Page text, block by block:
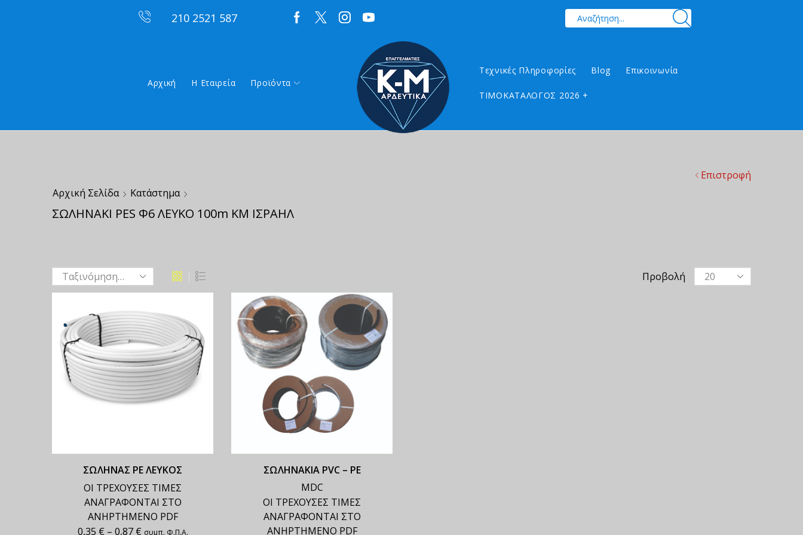
210 2521 587
Αρχική Η Εταιρεία Προϊόντα
Τεχνικές Πληροφορίες Blog Επικοινωνία
ΤΙΜΟΚΑΤΑΛΟΓΟΣ 2026 +
Αρχική Σελίδα Κατάστημα
ΣΩΛΗΝΑΚΙ PES Φ6 ΛΕΥΚΟ 100m ΚΜ ΙΣΡΑΗΛ
Επιστροφή
Προβολή
ΣΩΛΗΝΑΣ ΡΕ ΛΕΥΚΟΣ
ΟΙ ΤΡΕΧΟΥΣΕΣ ΤΙΜΕΣ
ΑΝΑΓΡΑΦΟΝΤΑΙ ΣΤΟ
ΑΝΗΡΤΗΜΕΝΟ PDF
0,35 € – 0,87 € συμπ. Φ.Π.Α.
ΣΩΛΗΝΑΚΙΑ PVC – ΡΕ
MDC
ΟΙ ΤΡΕΧΟΥΣΕΣ ΤΙΜΕΣ
ΑΝΑΓΡΑΦΟΝΤΑΙ ΣΤΟ
ΑΝΗΡΤΗΜΕΝΟ PDF